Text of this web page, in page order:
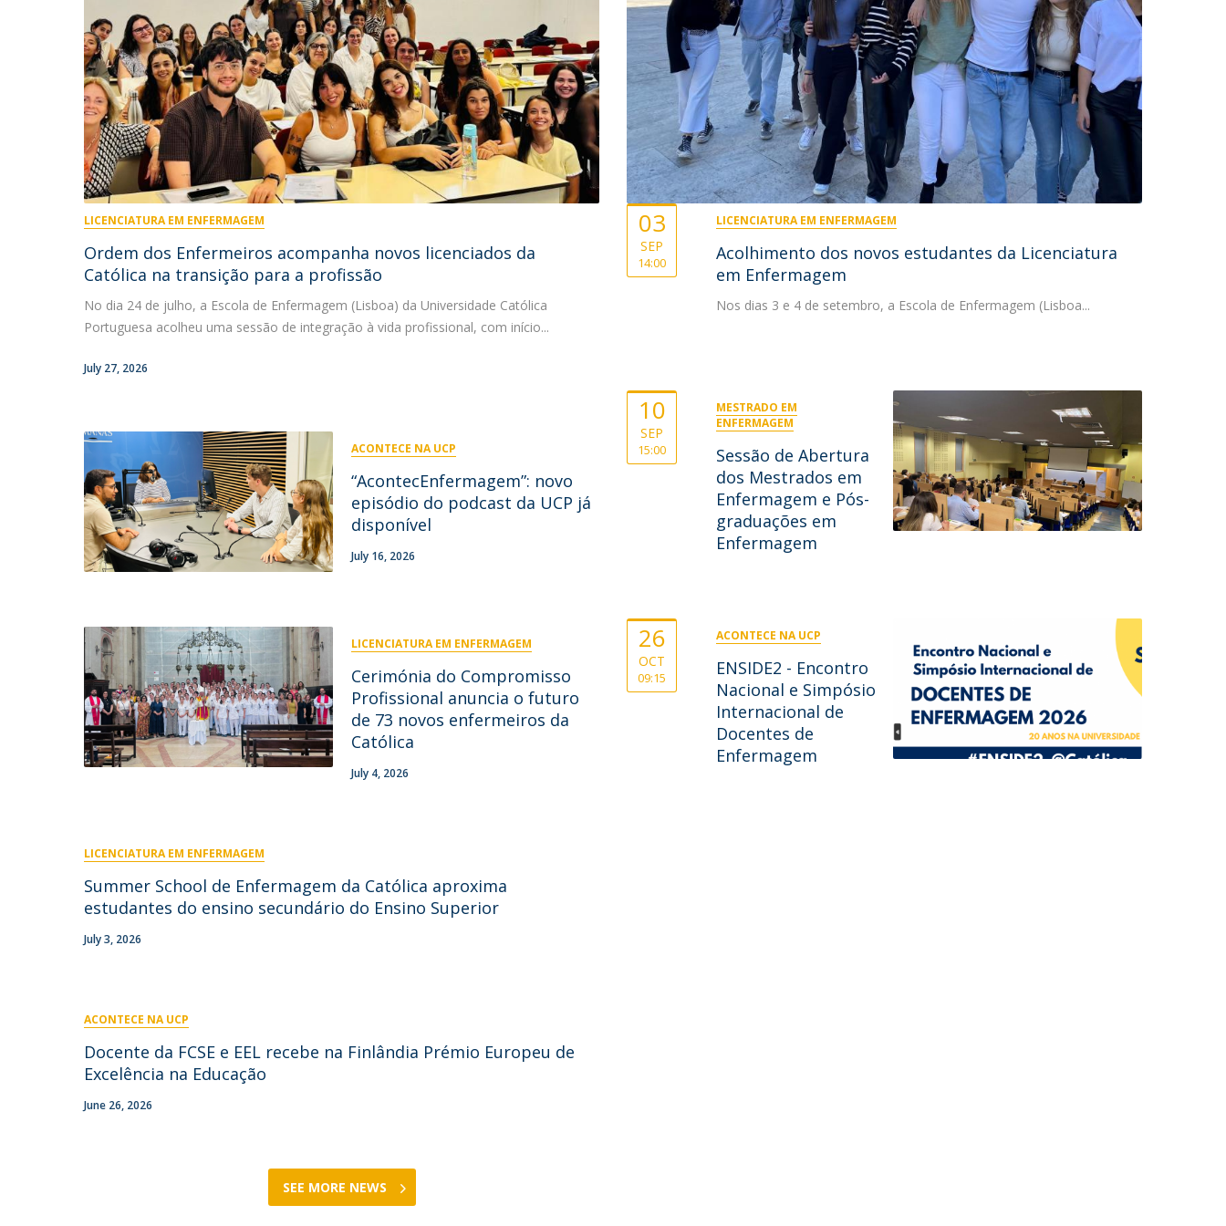
Projetos desenvolvidos
Contactos
LICENCIATURA EM ENFERMAGEM
Ordem dos Enfermeiros acompanha novos licenciados da
Católica na transição para a profissão
No dia 24 de julho, a Escola de Enfermagem (Lisboa) da Universidade Católica
Portuguesa acolheu uma sessão de integração à vida profissional, com início...
July 27, 2026
ACONTECE NA UCP
“AcontecEnfermagem”: novo
episódio do podcast da UCP já
disponível
July 16, 2026
LICENCIATURA EM ENFERMAGEM
Cerimónia do Compromisso
Profissional anuncia o futuro
de 73 novos enfermeiros da
Católica
July 4, 2026
LICENCIATURA EM ENFERMAGEM
Summer School de Enfermagem da Católica aproxima
estudantes do ensino secundário do Ensino Superior
July 3, 2026
ACONTECE NA UCP
Docente da FCSE e EEL recebe na Finlândia Prémio Europeu de
Excelência na Educação
June 26, 2026
SEE MORE NEWS
03
SEP
14:00
LICENCIATURA EM ENFERMAGEM
Acolhimento dos novos estudantes da Licenciatura
em Enfermagem
Nos dias 3 e 4 de setembro, a Escola de Enfermagem (Lisboa...
10
SEP
15:00
MESTRADO EM
ENFERMAGEM
Sessão de Abertura
dos Mestrados em
Enfermagem e Pós-
graduações em
Enfermagem
26
OCT
09:15
ACONTECE NA UCP
ENSIDE2 - Encontro
Nacional e Simpósio
Internacional de
Docentes de
Enfermagem